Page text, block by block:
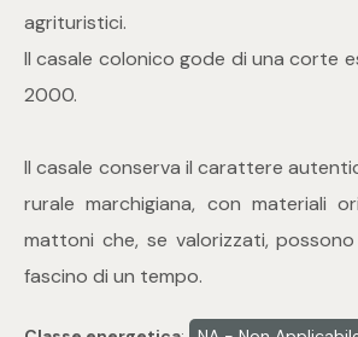
agrituristici.
Il casale colonico gode di una corte
2000.
Il casale conserva il carattere
rurale marchigiana, con materiali
mattoni che, se valorizzati,
fascino di un tempo.
mq